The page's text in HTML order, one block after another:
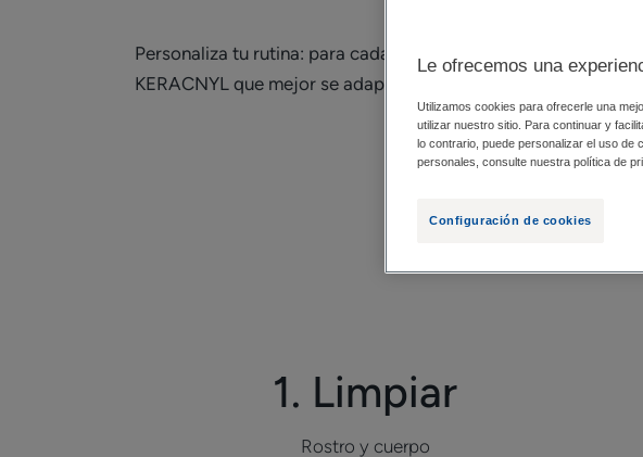
Personaliza tu rutina: para cada paso, elige los productos
KERACNYL que mejor se adapten a tu tipo de piel.
1. Limpiar
Rostro y cuerpo
Le ofrecemos una
Utilizamos cookies para ofrecerle una
utilizar nuestro sitio. Para continuar y
lo contrario, puede personalizar el uso de
personales, consulte nuestra política de
Configuración de cookies